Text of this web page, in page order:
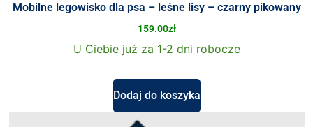
Mobilne legowisko dla psa – leśne lisy – czarny pikowany
159.00zł
U Ciebie już za 1-2 dni robocze
Dodaj do koszyka